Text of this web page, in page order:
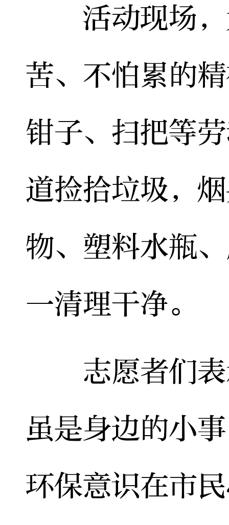
活动现场，
苦、不怕累的
钳子、扫把等
道捡拾垃圾，
物、塑料水瓶
一清理干净。
志愿者们表
虽是身边的小
环保意识在市